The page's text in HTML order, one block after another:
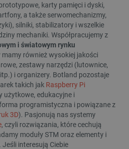
karty pamięci i dyski,
a także serwomechanizmy,
silniki, stabilizatory i wszelkie
mechaniki. Współpracujemy z
i światowym rynku
mamy również wysokiej jakości
zestawy narzędzi (lutownice,
i organizery. Botland pozostaje
takich jak Raspberry Pi
użytkowe, edukacyjne i
programistyczna i powiązane z
3D). Pasjonują nas systemy
, czyli rozwiązania, które cechują
moduły STM oraz elementy i
Jeśli interesują Ciebie